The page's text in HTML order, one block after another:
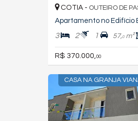
COTIA - OUTEIRO DE
Apartamento no Edifício
3 2 1 57,0m²
R$ 370.000, 00
CASA NA GRANJA